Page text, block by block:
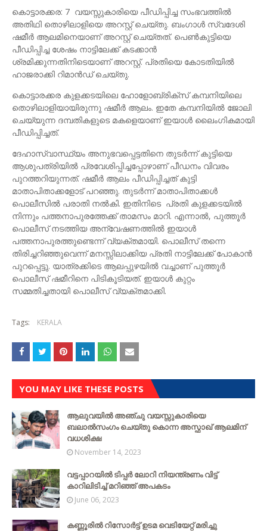
കൊട്ടാരക്കര: 7 വയസ്സുകാരിയെ പീഡിപ്പിച്ച സംഭവത്തില്‍
അതിഥി തൊഴിലാളിയെ അറസ്റ്റ് ചെയ്തു. ബംഗാള്‍ സ്വദേശി
ഷമീര്‍ ആലമിനെയാണ് അറസ്റ്റ് ചെയ്തത്. പെണ്‍കുട്ടിയെ
പീഡിപ്പിച്ച ശേഷം നാട്ടിലേക്ക് കടക്കാന്‍
ശ്രമിക്കുന്നതിനിടെയാണ് അറസ്റ്റ്. പ്രതിയെ കോടതിയില്‍
ഹാജരാക്കി റിമാന്‍ഡ് ചെയ്തു.
കൊട്ടാരക്കര കുളക്കടയിലെ ഹോളോബ്രിക്‌സ് കമ്പനിയിലെ
തൊഴിലാളിയായിരുന്നു ഷമീര്‍ ആലം. ഇതേ കമ്പനിയില്‍ ജോലി
ചെയ്യുന്ന ദമ്പതികളുടെ മകളെയാണ് ഇയാള്‍ ലൈംഗികമായി
പീഡിപ്പിച്ചത്.
ദേഹാസ്വാസ്ഥ്യം അനുഭവപ്പെട്ടതിനെ തുടര്‍ന്ന് കുട്ടിയെ
ആശുപത്രിയില്‍ പ്രവേശിപ്പിച്ചപ്പോഴാണ് പീഡനം വിവരം
പുറത്തറിയുന്നത്. ഷമീര്‍ ആലം പീഡിപ്പിച്ചത് കുട്ടി
മാതാപിതാക്കളോട് പറഞ്ഞു. തുടര്‍ന്ന് മാതാപിതാക്കള്‍
പൊലീസില്‍ പരാതി നല്‍കി. ഇതിനിടെ പ്രതി കുളക്കടയില്‍
നിന്നും പത്തനാപുരത്തേക്ക് താമസം മാറി. എന്നാല്‍, പുത്തൂര്‍
പൊലീസ് നടത്തിയ അന്വേഷണത്തില്‍ ഇയാള്‍
പത്തനാപുരത്തുണ്ടെന്ന് വ്യക്തമായി. പൊലീസ് തന്നെ
തിരിച്ചറിഞ്ഞുവെന്ന് മനസ്സിലാക്കിയ പ്രതി നാട്ടിലേക്ക് പോകാന്‍
പുറപ്പെട്ടു. യാത്രക്കിടെ ആലപ്പുഴയില്‍ വച്ചാണ് പുത്തൂര്‍
പൊലീസ് ഷമീറിനെ പിടികൂടിയത്. ഇയാള്‍ കുറ്റം
സമ്മതിച്ചതായി പൊലീസ് വ്യക്തമാക്കി.
Tags: KERALA
YOU MAY LIKE THESE POSTS
ആലുവയിൽ അഞ്ചു വയസ്സുകാരിയെ
ബലാൽസംഗം ചെയ്‌തു കൊന്ന അസ്ഫാഖ് ആലമിന്
വധശിക്ഷ
November 14, 2023
വട്ടപ്പാറയില്‍ ടിപ്പര്‍ ലോറി നിയന്ത്രണം വിട്ട്
കാറിലിടിച്ച് മറിഞ്ഞ് അപകടം
June 06, 2023
കണ്ണൂരിൽ റിസോർട്ട് ഉടമ വെടിയേറ്റ് മരിച്ചു